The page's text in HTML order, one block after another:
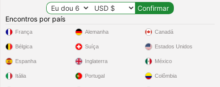
Encontros por país
França
Bélgica
Espanha
Itália
Alemanha
Suíça
Inglaterra
Portugal
Canadá
Estados Unidos
México
Colômbia